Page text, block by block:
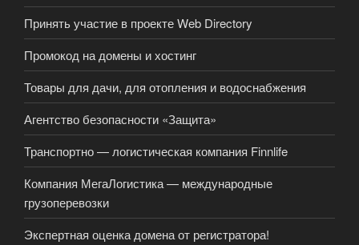
Принять участие в проекте Web Directory
Промокод на домены и хостинг
Товары для дачи, для отопления и водоснабжения
Агентство безопасности «Защита»
Транспортно — логистическая компания Finnlife
Компания МегаЛогистика — международные
грузоперевозки
Экспертная оценка домена от регистратора!